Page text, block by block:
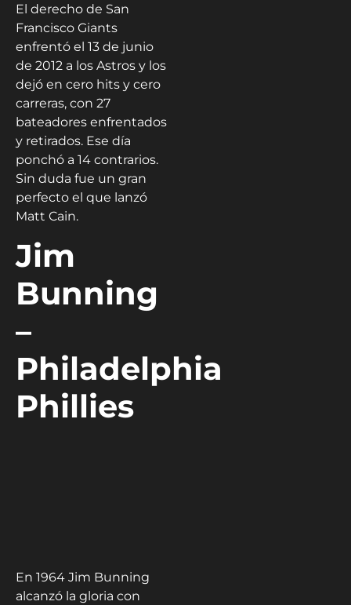
El derecho de San
Francisco Giants
enfrentó el 13 de junio
de 2012 a los Astros y los
dejó en cero hits y cero
carreras, con 27
bateadores enfrentados
y retirados. Ese día
ponchó a 14 contrarios.
Sin duda fue un gran
perfecto el que lanzó
Matt Cain.
Jim
Bunning
–
Philadelphia
Phillies
En 1964 Jim Bunning
alcanzó la gloria con